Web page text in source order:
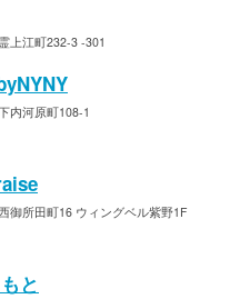
上江町232-3 -301
内河原町108-1
御所田町16 ウィングベル紫野1F
と